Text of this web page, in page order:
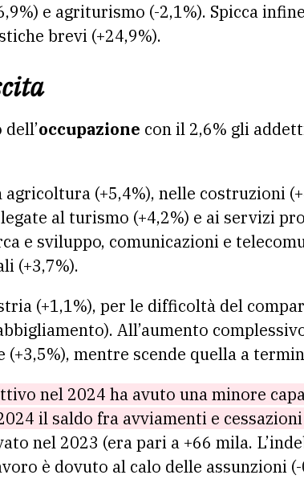
e agriturismo (-2,1%). Spicca
brevi (+24,9%).
occupazione con il 2,6% gli
agricoltura (+5,4%), nelle costruzioni
al turismo (+4,2%) e ai servizi
e sviluppo, comunicazioni e
(+3,7%).
(+1,1%), per le difficoltà del
All’aumento
(+3,5%), mentre scende quella a
nel 2024 ha avuto una minore
il saldo fra avviamenti e
nel 2023 (era pari a +66 mila.
è dovuto al calo delle assunzioni